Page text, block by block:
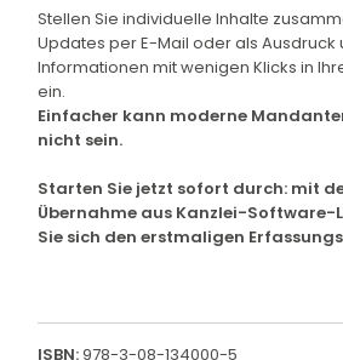
Stellen Sie individuelle Inhalte
Updates per E-Mail oder als Ausdruck
Informationen mit wenigen Klicks in
ein.
Einfacher kann moderne
nicht sein.
Starten Sie jetzt sofort durch: mit
Übernahme aus Kanzlei-Software-
Sie sich den erstmaligen
ISBN:978-3-08-134000-5